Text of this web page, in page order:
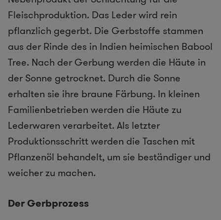
Fleischproduktion. Das Leder wird rein
pflanzlich gegerbt. Die Gerbstoffe stammen
aus der Rinde des in Indien heimischen Babool
Tree. Nach der Gerbung werden die Häute in
der Sonne getrocknet. Durch die Sonne
erhalten sie ihre braune Färbung. In kleinen
Familienbetrieben werden die Häute zu
Lederwaren verarbeitet. Als letzter
Produktionsschritt werden die Taschen mit
Pflanzenöl behandelt, um sie beständiger und
weicher zu machen.
Der Gerbprozess